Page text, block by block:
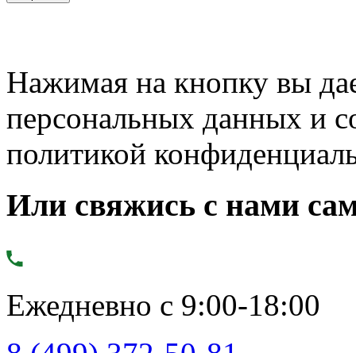
Нажимая на кнопку вы
персональных данных и
политикой
Или свяжись с нами
Ежедневно с 9:00-18:00